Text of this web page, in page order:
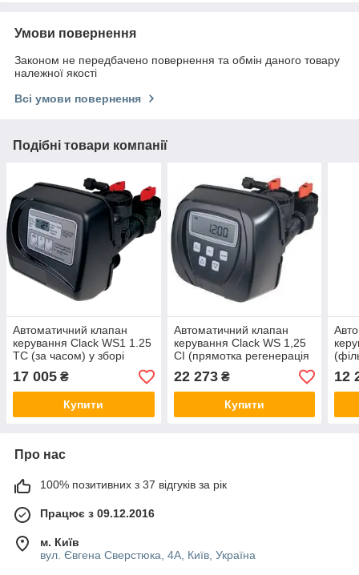
Умови повернення
Законом не передбачено повернення та обмін даного товару
належної якості
Всі умови повернення
Подібні товари компанії
Автоматичний клапан
керування Clack WS1 1.25
TC (за часом) у зборі
17 005 ₴
Купити
Автоматичний клапан
керування Clack WS 1,25
CI (прямотка регенерація
за обсягом і часом)
22 273₴
Купити
12
Про нас
100% позитивних з 37 відгуків за рік
Працює з 09.12.2016
м. Київ
вул. Євгена Сверстюка, 4А, Київ, Україна